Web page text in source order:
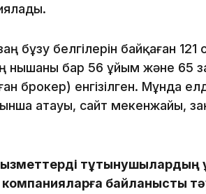
бұзу белгілерін байқаған
нышаны бар 56 ұйым және 65
брокер) енгізілген. Мұнда
атауы, сайт мекенжайы,
тұтынушылардың
байланысты